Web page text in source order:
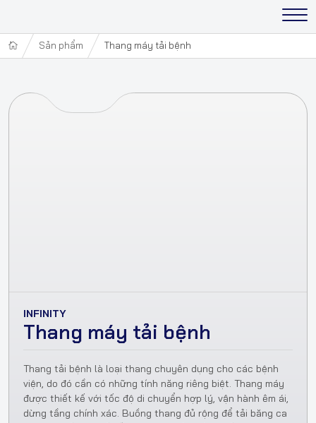
Sản phẩm Thang máy tải bệnh
INFINITY
Thang máy tải bệnh
Thang tải bệnh là loại thang chuyên dụng cho các bệnh
viện, do đó cần có những tính năng riêng biệt. Thang máy
được thiết kế với tốc độ di chuyển hợp lý, vận hành êm ái,
dừng tầng chính xác. Buồng thang đủ rộng để tải băng ca